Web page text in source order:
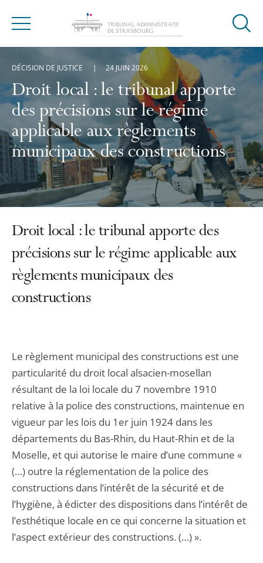
Menu
Ouvrir
de
Droit local : le tribunal apporte
des précisions sur le régime
applicable aux règlements
municipaux des constructions
DÉCISION DE JUSTICE 24 JUIN 2026
Droit local : le tribunal apporte des
précisions sur le régime applicable aux
règlements municipaux des
constructions
Le règlement municipal des constructions est une
particularité du droit local alsacien-mosellan
résultant de la loi locale du 7 novembre 1910
relative à la police des constructions, maintenue en
vigueur par les lois du 1er juin 1924 dans les
départements du Bas-Rhin, du Haut-Rhin et de la
Moselle, et qui autorise le maire d’une commune «
(…) outre la réglementation de la police des
constructions dans l’intérêt de la sécurité et de
l’hygiène, à édicter des dispositions dans l’intérêt de
l’esthétique locale en ce qui concerne la situation et
l’aspect extérieur des constructions. (…) ».